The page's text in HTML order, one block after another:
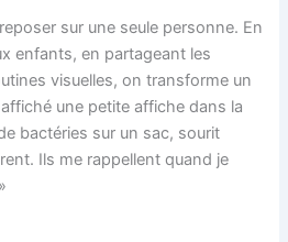
sur une seule personne. En
enfants, en partageant les
visuelles, on transforme un
une petite affiche dans la
bactéries sur un sac, sourit
Ils me rappellent quand je